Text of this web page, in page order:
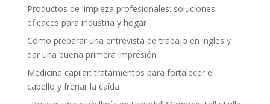
Productos de limpieza profesionales: soluciones
eficaces para industria y hogar
Cómo preparar una entrevista de trabajo en ingles y
dar una buena primera impresión
Medicina capilar: tratamientos para fortalecer el
cabello y frenar la caída